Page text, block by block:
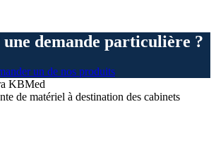
une demande particulière ?
un de nos produits
de matériel à destination des cabinets